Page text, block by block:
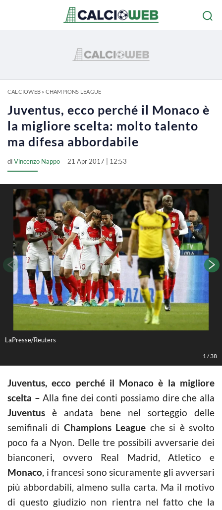
CALCIOWEB» CHAMPIONS LEAGUE
Juventus, ecco perché il Monaco è
la migliore scelta: molto talento
ma difesa abbordabile
diVincenzo Nappo 21 Apr 2017 | 12:53
LaPresse/Reuters
1 /38
Juventus, ecco perché il Monaco è la migliore
scelta –Alla fine dei conti possiamo dire che alla
Juventus è andata bene nel sorteggio delle
semifinali di Champions League che si è svolto
poco fa a Nyon. Delle tre possibili avversarie dei
bianconeri, ovvero Real Madrid, Atletico e
Monaco, i francesi sono sicuramente gli avversari
più abbordabili, almeno sulla carta. Ma il motivo
di questo giudizio non rientra nel fatto che la